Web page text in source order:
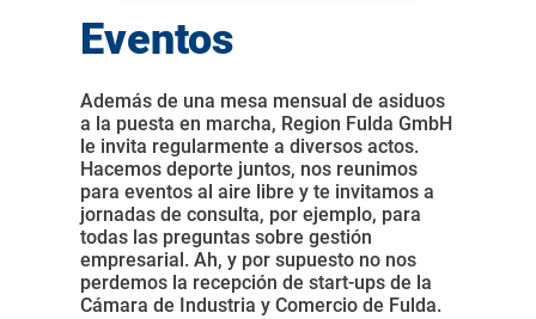
Eventos
Además de una mesa mensual de asiduos
a la puesta en marcha, Region Fulda GmbH
le invita regularmente a diversos actos.
Hacemos deporte juntos, nos reunimos
para eventos al aire libre y te invitamos a
jornadas de consulta, por ejemplo, para
todas las preguntas sobre gestión
empresarial. Ah, y por supuesto no nos
perdemos la recepción de start-ups de la
Cámara de Industria y Comercio de Fulda.